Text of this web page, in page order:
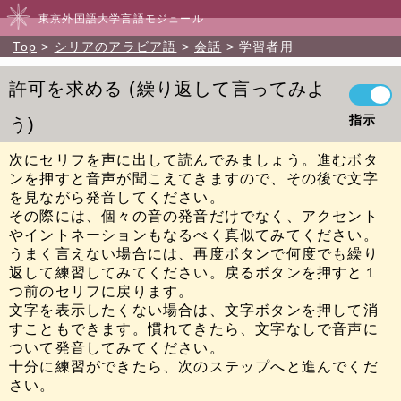
東京外国語大学言語モジュール
Top シリアのアラビア語 会話 学習者用
許可を求める
繰り返して言ってみよ
う
指示
次にセリフを声に出して読んでみましょう。進むボタ
ンを押すと音声が聞こえてきますので、その後で文字
を見ながら発音してください。
その際には、個々の音の発音だけでなく、アクセント
やイントネーションもなるべく真似てみてください。
うまく言えない場合には、再度ボタンで何度でも繰り
返して練習してみてください。戻るボタンを押すと１
つ前のセリフに戻ります。
文字を表示したくない場合は、文字ボタンを押して消
すこともできます。慣れてきたら、文字なしで音声に
ついて発音してみてください。
十分に練習ができたら、次のステップへと進んでくだ
さい。